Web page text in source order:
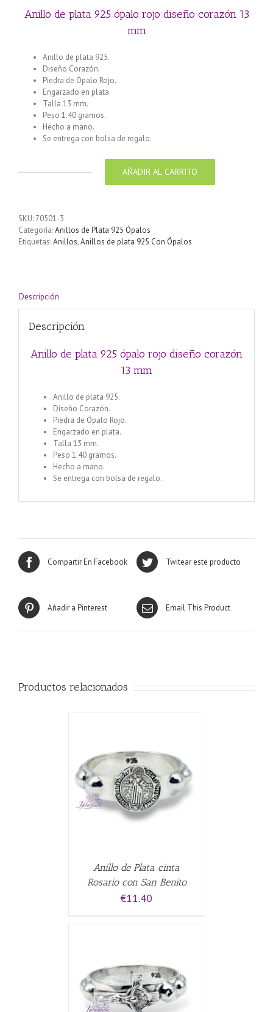
Anillo de plata 925 ópalo rojo diseño corazón 13
mm
Anillo de plata 925.
Diseño Corazón.
Piedra de Ópalo Rojo.
Engarzado en plata.
Talla 13 mm.
Peso 1.40 gramos.
Hecho a mano.
Se entrega con bolsa de regalo.
ópalo
rojo
diseño
cantidad
AÑADIR AL CARRITO
SKU: 70501-3
Categoría:Anillos de Plata 925 Ópalos
Etiquetas:Anillos,Anillos de plata 925 Con Ópalos
Descripción
Descripción
Anillo de plata 925 ópalo rojo diseño corazón
13 mm
Anillo de plata 925.
Diseño Corazón.
Piedra de Ópalo Rojo.
Engarzado en plata.
Talla 13 mm.
Peso 1.40 gramos.
Hecho a mano.
Se entrega con bolsa de regalo.
Compartir En Facebook Twitear este producto
Añadir a Pinterest Email This Product
Productos relacionados
Anillo de Plata cinta
Rosario con San Benito
€11.40